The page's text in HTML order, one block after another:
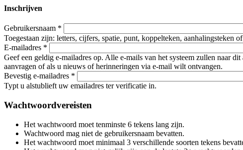
Inschrijven
Gebruikersnaam *
Toegestaan zijn: letters, cijfers, spatie, punt, koppelteken, aanhalingsteken
E-mailadres *
Geef een geldig e-mailadres op. Alle e-mails van het systeem zullen naar
aanvragen of als u nieuws of herinneringen via e-mail wilt ontvangen.
Bevestig e-mailadres *
Typt u alstublieft uw emailadres ter verificatie in.
Wachtwoordvereisten
Het wachtwoord moet tenminste 6 tekens lang zijn.
Wachtwoord mag niet de gebruikersnaam bevatten.
Het wachtwoord moet minimaal 3 verschillende soorten tekens